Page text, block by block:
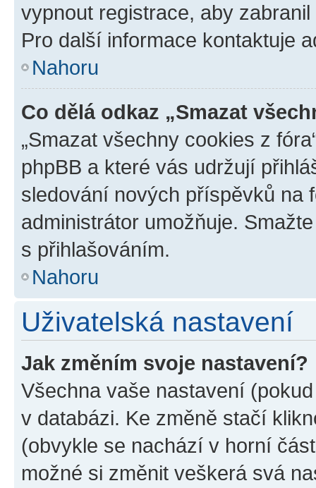
vypnout registrace, aby
Pro další informace kontaktuje
Nahoru
Co dělá odkaz „Smazat
„Smazat všechny cookies z
phpBB a které vás udržují
sledování nových příspěvků na
administrátor umožňuje.
s přihlašováním.
Nahoru
Uživatelská nastavení
Jak změním svoje nastavení?
Všechna vaše nastavení
v databázi. Ke změně stačí
(obvykle se nachází v horní
možné si změnit veškerá svá